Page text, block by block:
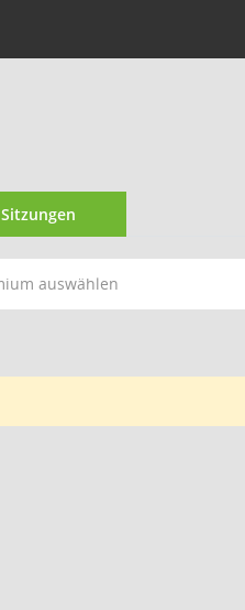
Sitzungen
auswählen